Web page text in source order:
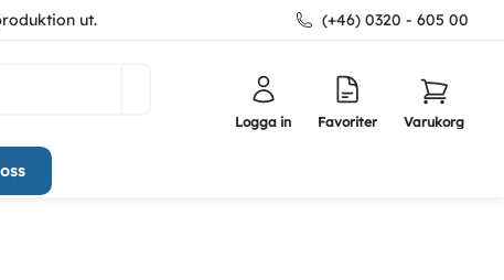
ut. (+46) 0320 - 605 00
Logga in Favoriter Varukorg